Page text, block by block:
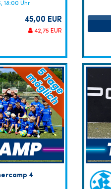
18:00 Uhr
45,00 EUR
42,75 EUR
4